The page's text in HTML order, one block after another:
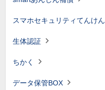
スマホセキュリティてんけん
生体認証
ちかく
データ保管BOX